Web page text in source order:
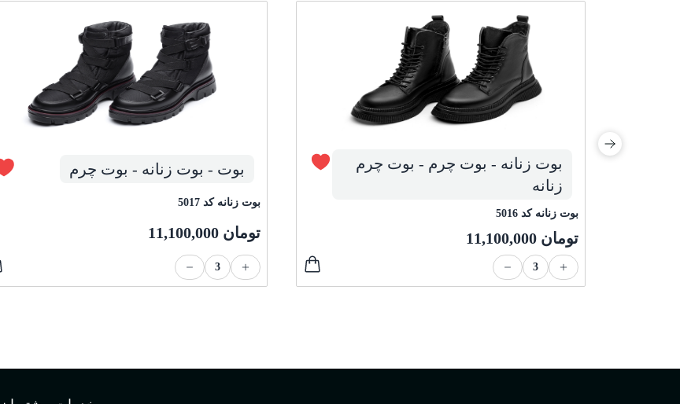
بوت زنانه - بوت چرم - بوت چرم
زنانه
بوت زنانه کد 5016
تومان
3
بوت - بوت زنانه - بوت چرم
بوت زنانه کد 5017
تومان
3